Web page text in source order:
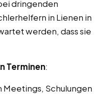
dringenden
in Lienen in
werden, dass sie
Terminen:
Meetings, Schulungen